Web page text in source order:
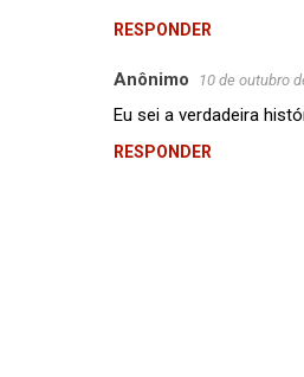
RESPONDER
Anônimo 10 de outubro
Eu sei a verdadeira
RESPONDER